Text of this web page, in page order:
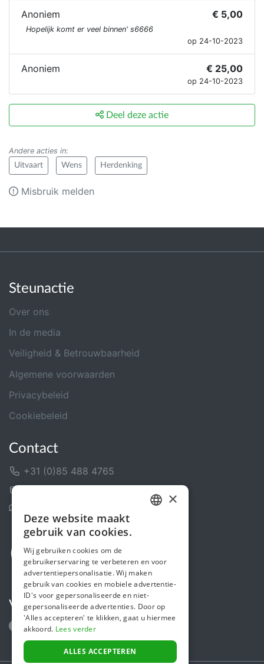
Anoniem € 5,00
Hopelijk komt er veel binnen' s6666
op 24-10-2023
Anoniem € 25,00
op 24-10-2023
Deel deze actie
Andere acties in:
Uitvaart Wens Herdenking
Misbruik melden
Steunactie
Over ons
In de media
Veiligheid & Betrouwbaarheid
Algemene voorwaarden
Privacybeleid
Cookiebeleid
Contact
+31 (0)85 488 4765
Volg ons
ENGLISH
×
Deze website maakt
gebruik van cookies.
Wij gebruiken cookies om de
gebruikerservaring te verbeteren en voor
advertentiepersonalisatie. Wij maken
gebruik van cookies en mobiele advertentie-
ID's voor gepersonaliseerde en niet-
gepersonaliseerde advertenties. Door op
'Alles accepteren' te klikken, gaat u hiermee
akkoord. Lees verder
ALLES ACCEPTEREN